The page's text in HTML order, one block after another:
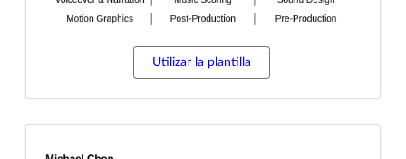
Utilizar la plantilla